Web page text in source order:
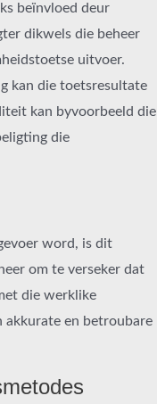
beïnvloed deur
dikwels die beheer
uitvoer.
kan die toetsresultate
kan byvoorbeeld die
die
word, is dit
om te verseker dat
die werklike
akkurate en betroubare